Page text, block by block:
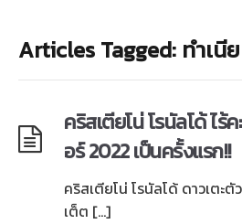
Articles Tagged: ทำเ
คริสเตียโน่ โรนัลโด้ ไ
อร์ 2022 เป็นครั้งแรก!!
คริสเตียโน่ โรนัลโด้ ดาวเตะตั
เต็ต […]